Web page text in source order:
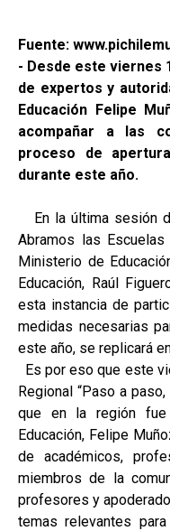
Fuente:
- Desde este viernes
de expertos y
Educación Felipe
acompañar a las
proceso de
durante este año.
En la última sesión
Abramos las
Ministerio de
Educación, Raúl
esta instancia de
medidas necesarias
este año, se replicará
Es por eso que este
Regional “Paso a
que en la región
Educación, Felipe
de académicos,
miembros de la
profesores y
temas relevantes